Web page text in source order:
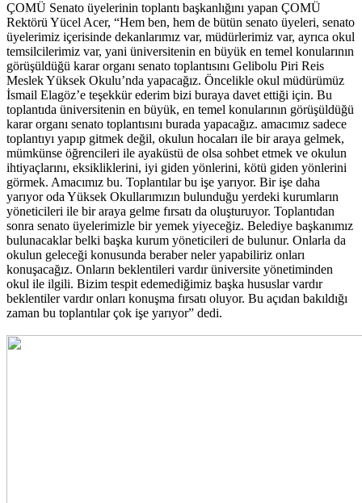
ÇOMÜ Senato üyelerinin toplantı başkanlığını yapan ÇOMÜ
Rektörü Yücel Acer, “Hem ben, hem de bütün senato üyeleri, senato
üyelerimiz içerisinde dekanlarımız var, müdürlerimiz var, ayrıca okul
temsilcilerimiz var, yani üniversitenin en büyük en temel konularının
görüşüldüğü karar organı senato toplantısını Gelibolu Piri Reis
Meslek Yüksek Okulu’nda yapacağız. Öncelikle okul müdürümüz
İsmail Elagöz’e teşekkür ederim bizi buraya davet ettiği için. Bu
toplantıda üniversitenin en büyük, en temel konularının görüşüldüğü
karar organı senato toplantısını burada yapacağız. amacımız sadece
toplantıyı yapıp gitmek değil, okulun hocaları ile bir araya gelmek,
mümkünse öğrencileri ile ayaküstü de olsa sohbet etmek ve okulun
ihtiyaçlarını, eksikliklerini, iyi giden yönlerini, kötü giden yönlerini
görmek. Amacımız bu. Toplantılar bu işe yarıyor. Bir işe daha
yarıyor oda Yüksek Okullarımızın bulunduğu yerdeki kurumların
yöneticileri ile bir araya gelme fırsatı da oluşturuyor. Toplantıdan
sonra senato üyelerimizle bir yemek yiyeceğiz. Belediye başkanımız
bulunacaklar belki başka kurum yöneticileri de bulunur. Onlarla da
okulun geleceği konusunda beraber neler yapabiliriz onları
konuşacağız. Onların beklentileri vardır üniversite yönetiminden
okul ile ilgili. Bizim tespit edemediğimiz başka hususlar vardır
beklentiler vardır onları konuşma fırsatı oluyor. Bu açıdan bakıldığı
zaman bu toplantılar çok işe yarıyor” dedi.